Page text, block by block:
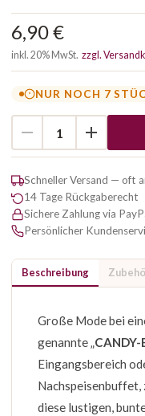
6,90 €
inkl. 20% MwSt. zzgl.
NUR NOCH 7
Schneller Versand — oft
14 Tage Rückgaberecht
Sichere Zahlung via
Persönlicher
Beschreibung
Große Mode bei
genannte „CANDY-
Eingangsbereich
Nachspeisenbuffet,
diese lustigen,